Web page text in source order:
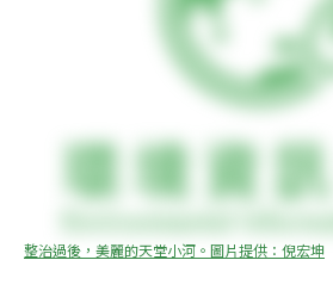
整治過後，美麗的天堂小河。圖片提供：倪宏坤